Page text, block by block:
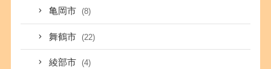
亀岡市 (8)
舞鶴市 (22)
綾部市 (4)